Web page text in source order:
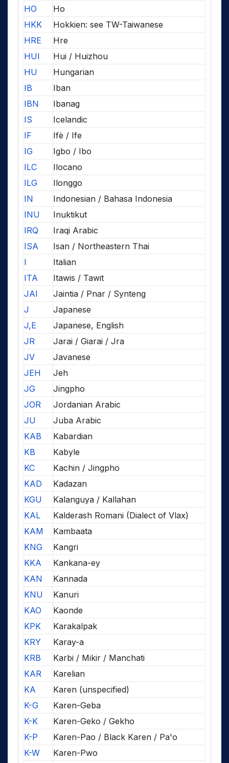
HO
Ho
HKK
Hokkien: see TW-Taiwanese
HRE
Hre
HUI
Hui / Huizhou
HU
Hungarian
IB
Iban
IBN
Ibanag
IS
Icelandic
IF
Ifè / Ife
IG
Igbo / Ibo
ILC
Ilocano
ILG
Ilonggo
IN
Indonesian / Bahasa Indonesia
INU
Inuktikut
IRQ
Iraqi Arabic
ISA
Isan / Northeastern Thai
I
Italian
ITA
Itawis / Tawit
JAI
Jaintia / Pnar / Synteng
J
Japanese
J,E
Japanese, English
JR
Jarai / Giarai / Jra
JV
Javanese
JEH
Jeh
JG
Jingpho
JOR
Jordanian Arabic
JU
Juba Arabic
KAB
Kabardian
KB
Kabyle
KC
Kachin / Jingpho
KAD
Kadazan
KGU
Kalanguya / Kallahan
KAL
Kalderash Romani (Dialect of Vlax)
KAM
Kambaata
KNG
Kangri
KKA
Kankana-ey
KAN
Kannada
KNU
Kanuri
KAO
Kaonde
KPK
Karakalpak
KRY
Karay-a
KRB
Karbi / Mikir / Manchati
KAR
Karelian
KA
Karen (unspecified)
K-G
Karen-Geba
K-K
Karen-Geko / Gekho
K-P
Karen-Pao / Black Karen / Pa'o
K-W
Karen-Pwo